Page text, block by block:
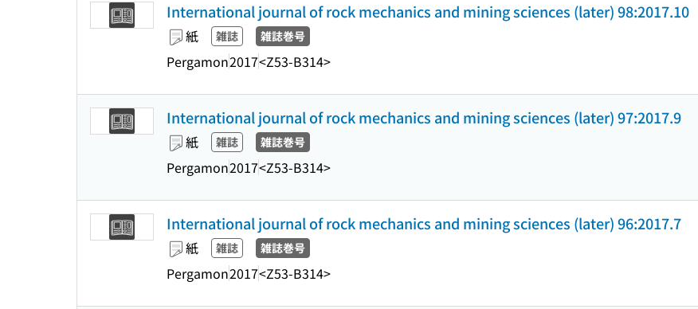
International journal of rock mechanics and mining sciences (later) 98:2017.10
紙 雑誌 雑誌巻号
Pergamon2017<Z53-B314>
International journal of rock mechanics and mining sciences (later) 97:2017.9
紙 雑誌 雑誌巻号
Pergamon2017<Z53-B314>
International journal of rock mechanics and mining sciences (later) 96:2017.7
紙 雑誌 雑誌巻号
Pergamon2017<Z53-B314>